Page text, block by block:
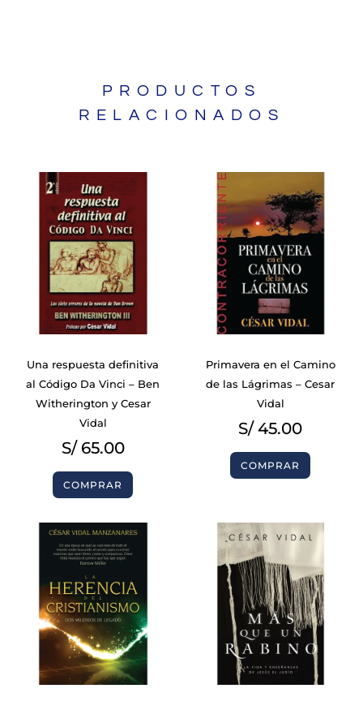
PRODUCTOS
RELACIONADOS
Una respuesta definitiva
al Código Da Vinci – Ben
Witherington y Cesar
Vidal
S/65.00
COMPRAR
Primavera en el Camino
de las Lágrimas – Cesar
Vidal
S/45.00
COMPRAR